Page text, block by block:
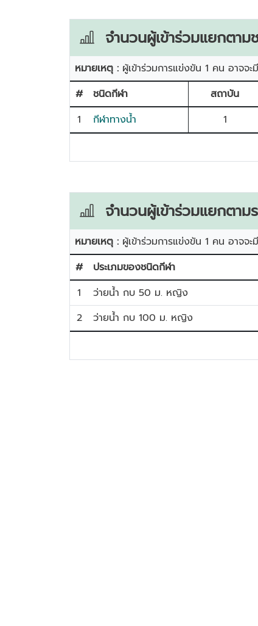
จำนวนผู้เข้าร่วมแยกตา
หมายเหตุ : ผู้เข้าร่วมการแข่งขัน 1 คน อาจจ
#
ชนิดกีฬา สถาบัน
1
กีฬาทางน้ำ 1
จำนวนผู้เข้าร่วมแยกตาม
หมายเหตุ : ผู้เข้าร่วมการแข่งขัน 1 คน อาจจ
#
ประเภมของชนิดกีฬา
1
ว่ายน้ำ กบ 50 ม. หญิง
2
ว่ายน้ำ กบ 100 ม. หญิง